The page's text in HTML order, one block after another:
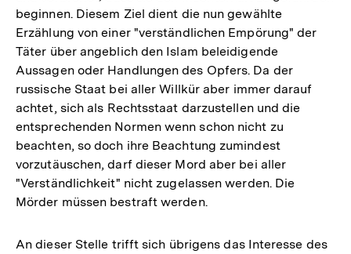
beginnen. Diesem Ziel dient die nun gewählte
Erzählung von einer "verständlichen Empörung" der
Täter über angeblich den Islam beleidigende
Aussagen oder Handlungen des Opfers. Da der
russische Staat bei aller Willkür aber immer darauf
achtet, sich als Rechtsstaat darzustellen und die
entsprechenden Normen wenn schon nicht zu
beachten, so doch ihre Beachtung zumindest
vorzutäuschen, darf dieser Mord aber bei aller
"Verständlichkeit" nicht zugelassen werden. Die
Mörder müssen bestraft werden.
An dieser Stelle trifft sich übrigens das Interesse des